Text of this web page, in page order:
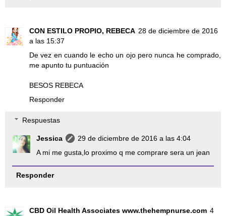
CON ESTILO PROPIO, REBECA 28 de diciembre de 2016
a las 15:37
De vez en cuando le echo un ojo pero nunca he comprado,
me apunto tu puntuación
BESOS REBECA
Responder
Respuestas
Jessica
29 de diciembre de 2016 a las 4:04
A mi me gusta,lo proximo q me comprare sera un jean
Responder
CBD Oil Health Associates www.thehempnurse.com 4